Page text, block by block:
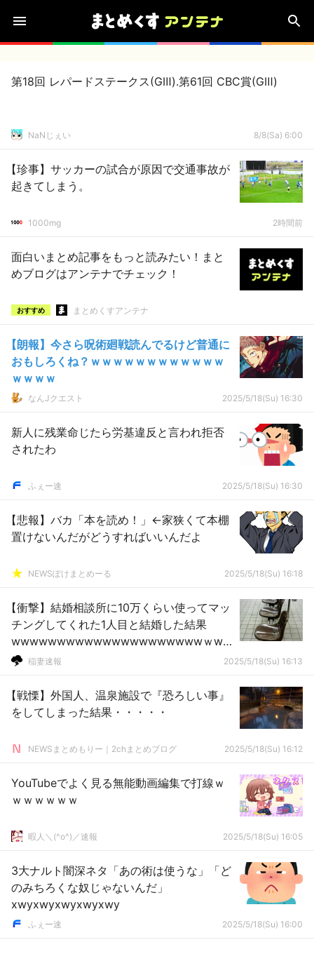
第18回 レパードステークス(GⅢ).第61回 CBC賞(GⅢ)
NaNじぇい 8/8(Sa) 6:00
【珍事】サッカーの試合が原因で交通事故が
起きてしまう。
1000mg 2時間前
面白いまとめ記事をもっと読みたい！まと
めブログはアンテナでチェック！
おすすめ まとめくすアンテナ
【朗報】今さら呪術廻戦読んでるけど普通に
おもしろくね？ｗｗｗｗｗｗｗｗｗｗｗｗ
ｗｗｗｗ
なんJクエスト 2025/5/18(Su) 16:30
新人に残業命じたら労基違反と言われ拒否
されたわ
ふぇー速 2025/5/18(Su) 16:30
【悲報】バカ「本を読め！」←家狭くて本棚
置けないんだがどうすればいいんだよ
NEWSぽけまとめーる 2025/5/18(Su) 16:18
【衝撃】結婚相談所に10万くらい使ってマッ
チングしてくれた1人目と結婚した結果
wwwwwwwwwwwwwwwwwwwwwｗww
ｗｗｗｗｗｗｗwwｗｗｗｗｗｗｗｗｗ
稲妻速報 2025/5/18(Su) 16:13
【戦慄】外国人、温泉施設で『恐ろしい事』
をしてしまった結果・・・・・
NEWSまとめもりー｜2chまとめブログ 2025/5/18(Su) 16:12
YouTubeでよく見る無能動画編集で打線ｗ
ｗｗｗｗｗｗ
暇人＼(^o^)／速報 2025/5/18(Su) 16:05
3大ナルト闇深ネタ「あの術は使うな」「ど
のみちろくな奴じゃないんだ」
xwyxwyxwyxwyxwy
ふぇー速 2025/5/18(Su) 16:00